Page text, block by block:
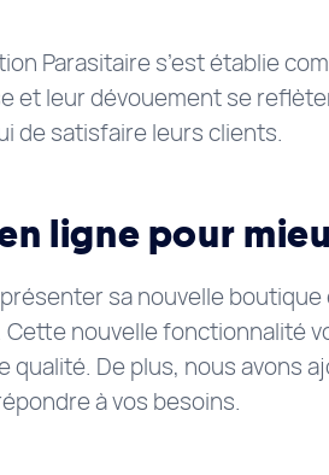
Parasitaire s’est établie
et leur dévouement se
de satisfaire leurs clients.
ligne pour
sa nouvelle
nouvelle fonctionnalité
qualité. De plus, nous avons
à vos besoins.